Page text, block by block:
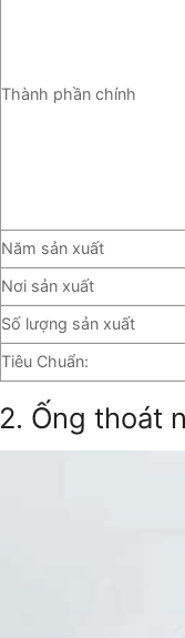
Thành phần chính
Năm sản xuất
Nơi sản xuất
Số lượng sản xuất
Tiêu Chuẩn:
2. Ống thoát